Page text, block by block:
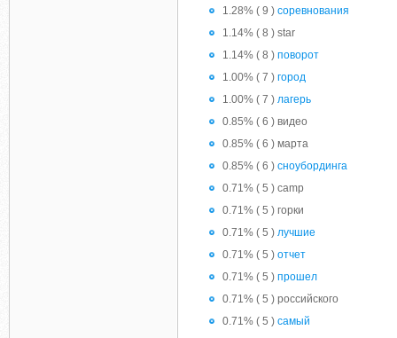
1.28% ( 9 ) соревнования
1.14% ( 8 ) star
1.14% ( 8 ) поворот
1.00% ( 7 ) город
1.00% ( 7 ) лагерь
0.85% ( 6 ) видео
0.85% ( 6 ) марта
0.85% ( 6 ) сноубординга
0.71% ( 5 ) camp
0.71% ( 5 ) горки
0.71% ( 5 ) лучшие
0.71% ( 5 ) отчет
0.71% ( 5 ) прошел
0.71% ( 5 ) российского
0.71% ( 5 ) самый